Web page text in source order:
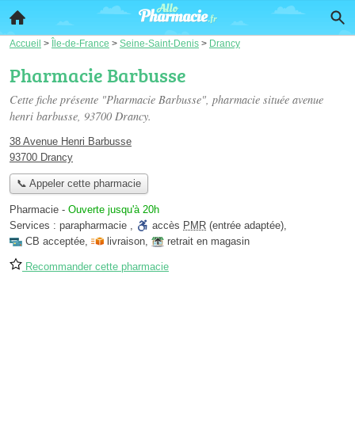
Accueil > Île-de-France > Seine-Saint-Denis > Drancy
Pharmacie Barbusse
Cette fiche présente "Pharmacie Barbusse", pharmacie située avenue
henri barbusse, 93700 Drancy.
38 Avenue Henri Barbusse
93700 Drancy
📞 Appeler cette pharmacie
Pharmacie - Ouverte jusqu'à 20h
Services : parapharmacie , accès PMR (entrée adaptée),
CB acceptée, livraison, retrait en magasin
Recommander cette pharmacie